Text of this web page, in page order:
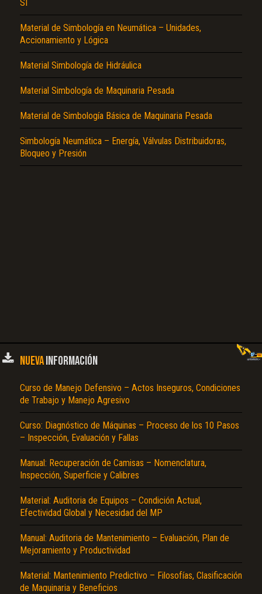
SI
Material de Simbología en Neumática – Unidades,
Accionamiento y Lógica
Material Simbología de Hidráulica
Material Simbología de Maquinaria Pesada
Material de Simbología Básica de Maquinaria Pesada
Simbología Neumática – Energía, Válvulas Distribuidoras,
Bloqueo y Presión
NUEVAINFORMACIÓN
Curso de Manejo Defensivo – Actos Inseguros, Condiciones
de Trabajo y Manejo Agresivo
Curso: Diagnóstico de Máquinas – Proceso de los 10 Pasos
– Inspección, Evaluación y Fallas
Manual: Recuperación de Camisas – Nomenclatura,
Inspección, Superficie y Calibres
Material: Auditoria de Equipos – Condición Actual,
Efectividad Global y Necesidad del MP
Manual: Auditoria de Mantenimiento – Evaluación, Plan de
Mejoramiento y Productividad
Material: Mantenimiento Predictivo – Filosofías, Clasificación
de Maquinaria y Beneficios
El Título es incorrecto según el contenido.
No carga o no se visualiza el contenido.
Reportar otro tipo de error...